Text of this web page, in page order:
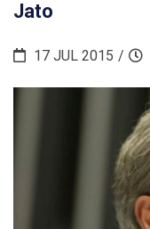
Jato
17 JUL 2015